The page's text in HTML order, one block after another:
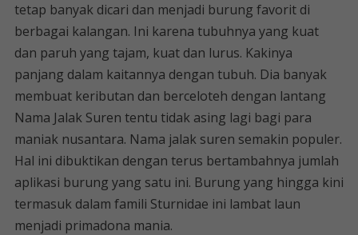
tetap banyak dicari dan menjadi burung favorit di
berbagai kalangan. Ini karena tubuhnya yang kuat
dan paruh yang tajam, kuat dan lurus. Kakinya
panjang dalam kaitannya dengan tubuh. Dia banyak
membuat keributan dan berceloteh dengan lantang
Nama Jalak Suren tentu tidak asing lagi bagi para
maniak nusantara. Nama jalak suren semakin populer.
Hal ini dibuktikan dengan terus bertambahnya jumlah
aplikasi burung yang satu ini. Burung yang hingga kini
termasuk dalam famili Sturnidae ini lambat laun
menjadi primadona mania.